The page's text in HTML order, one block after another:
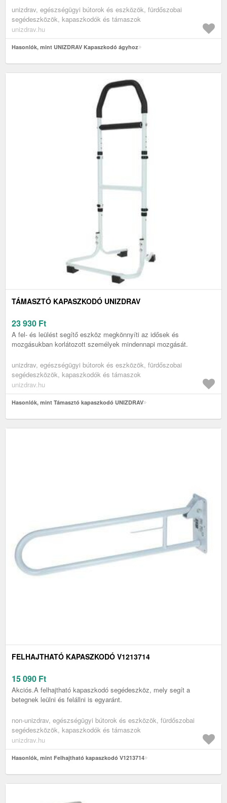
unizdrav, egészségügyi bútorok és eszközök, fürdőszobai
segédeszközök, kapaszkodók és támaszok
unizdrav.hu
Hasonlók, mint UNIZDRAV Kapaszkodó ágyhoz
TÁMASZTÓ KAPASZKODÓ UNIZDRAV
23 930 Ft
A fel- és leülést segítő eszköz megkönnyíti az idősek és
mozgásukban korlátozott személyek mindennapi mozgását.
unizdrav, egészségügyi bútorok és eszközök, fürdőszobai
segédeszközök, kapaszkodók és támaszok
unizdrav.hu
Hasonlók, mint Támasztó kapaszkodó UNIZDRAV
FELHAJTHATÓ KAPASZKODÓ V1213714
15 090 Ft
Akciós.A felhajtható kapaszkodó segédeszköz, mely segít a
betegnek leülni és felállni is egyaránt.
non-unizdrav, egészségügyi bútorok és eszközök, fürdőszobai
segédeszközök, kapaszkodók és támaszok
unizdrav.hu
Hasonlók, mint Felhajtható kapaszkodó V1213714